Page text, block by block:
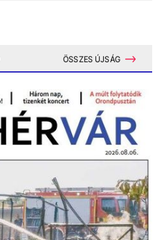
ÖSSZES ÚJSÁG